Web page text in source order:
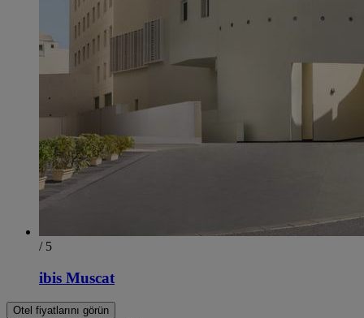
/ 5
ibis Muscat
Otel fiyatlarını görün